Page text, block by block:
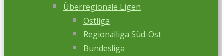
Überregionale Ligen
Ostliga
Regionalliga Süd-Ost
Bundesliga